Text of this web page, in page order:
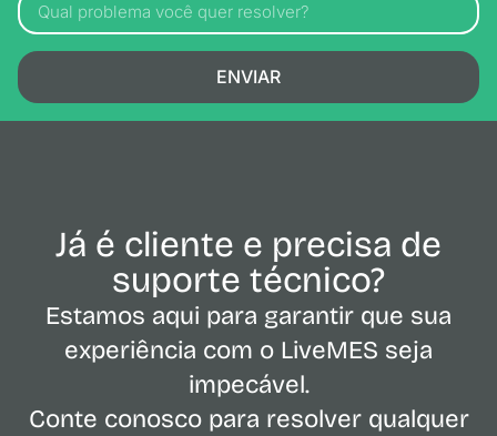
ENVIAR
Já é cliente e precisa de
suporte técnico?
Estamos aqui para garantir que sua
experiência com o LiveMES seja
impecável.
Conte conosco para resolver qualquer